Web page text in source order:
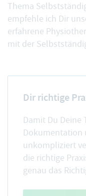
Thema
empfehle ich Dir
erfahrene
mit der
Dir richtige
Damit Du Deine
Dokumentation
unkompliziert
die richtige
genau das